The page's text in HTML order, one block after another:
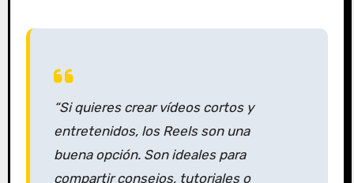
“Si quieres crear vídeos cortos y
entretenidos, los Reels son una
buena opción. Son ideales para
compartir consejos, tutoriales o